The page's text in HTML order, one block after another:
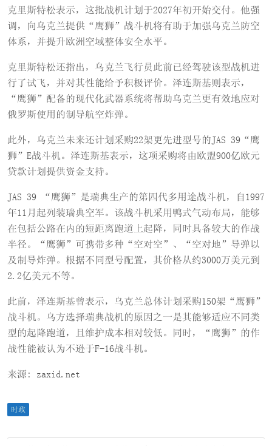
克里斯特松表示，这批战机计划于2027年初开始交付。他强
调，向乌克兰提供“鹰狮”战斗机将有助于加强乌克兰防空
体系，并提升欧洲空域整体安全水平。
克里斯特松还指出，乌克兰飞行员此前已经驾驶该型战机进
行了试飞，并对其性能给予积极评价。泽连斯基则表示，
“鹰狮”配备的现代化武器系统将帮助乌克兰更有效地应对
俄罗斯使用的制导航空炸弹。
此外，乌克兰未来还计划采购22架更先进型号的JAS 39“鹰
狮”E战斗机。泽连斯基表示，这项采购将由欧盟900亿欧元
贷款计划提供资金支持。
JAS 39 “鹰狮”是瑞典生产的第四代多用途战斗机，自1997
年11月起列装瑞典空军。该战斗机采用鸭式气动布局，能够
在包括公路在内的短距离跑道上起降，同时具备较大的作战
半径。“鹰狮”可携带多种“空对空”、“空对地”导弹以
及制导炸弹。根据不同型号配置，其价格从约3000万美元到
2.2亿美元不等。
此前，泽连斯基曾表示，乌克兰总体计划采购150架“鹰狮”
战斗机。乌方选择瑞典战机的原因之一是其能够适应不同类
型的起降跑道，且维护成本相对较低。同时，“鹰狮”的作
战性能被认为不逊于F-16战斗机。
来源: zaxid.net
时政